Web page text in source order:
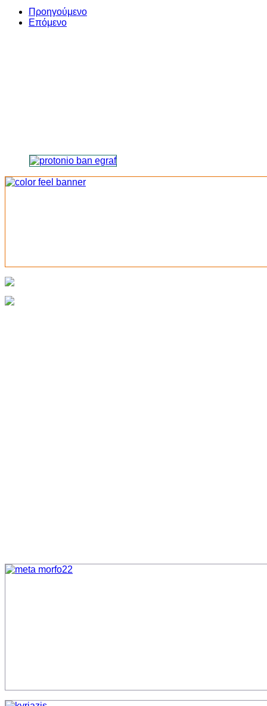
Share
Προηγούμενο
Επόμενο